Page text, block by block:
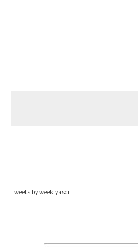
Tweets by weeklyascii